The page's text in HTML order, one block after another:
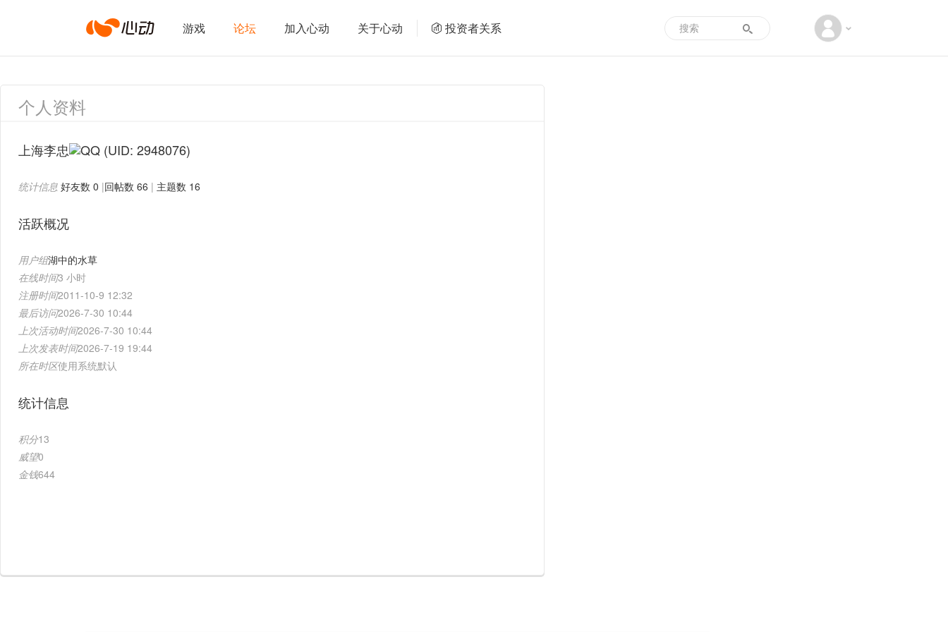
心
动
络
游戏 论坛 加入心动 关于心动 投资者关系
个人资料
上海李忠 (UID: 2948076)
统计信息 好友数 0 |回帖数 66 | 主题数 16
活跃概况
用户组湖中的水草
在线时间3 小时
注册时间2011-10-9 12:32
最后访问2026-7-30 10:44
上次活动时间2026-7-30 10:44
上次发表时间2026-7-19 19:44
所在时区使用系统默认
统计信息
积分13
威望0
金钱644